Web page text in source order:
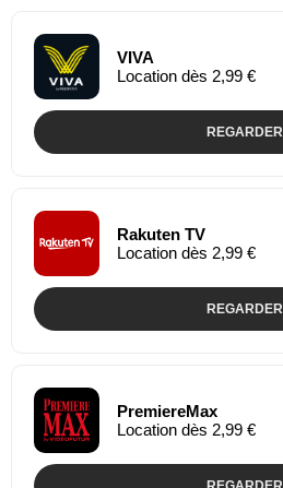
VIVA
Location dès 2,99 €
REGARDER
Rakuten TV
Location dès 2,99 €
REGARDER
PremiereMax
Location dès 2,99 €